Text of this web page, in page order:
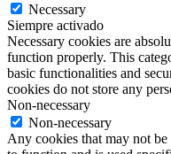
Necessary
Siempre activado
Necessary cookies are
function properly. This
basic functionalities and
cookies do not store any
Non-necessary
Non-necessary
Any cookies that may not